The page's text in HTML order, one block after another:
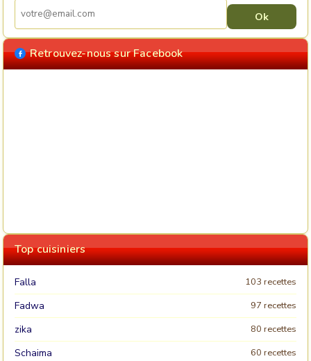
Retrouvez-nous sur Facebook
Top cuisiniers
Falla 103 recettes
Fadwa 97 recettes
zika 80 recettes
Schaima 60 recettes